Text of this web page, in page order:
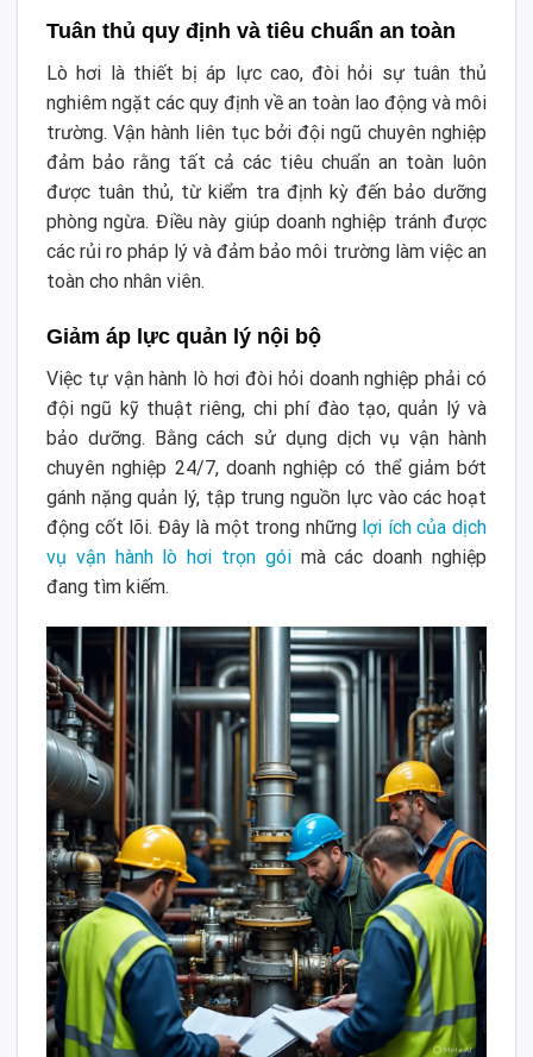
Tuân thủ quy định và tiêu chuẩn an toàn
Lò hơi là thiết bị áp lực cao, đòi hỏi sự tuân thủ
nghiêm ngặt các quy định về an toàn lao động và môi
trường. Vận hành liên tục bởi đội ngũ chuyên nghiệp
đảm bảo rằng tất cả các tiêu chuẩn an toàn luôn
được tuân thủ, từ kiểm tra định kỳ đến bảo dưỡng
phòng ngừa. Điều này giúp doanh nghiệp tránh được
các rủi ro pháp lý và đảm bảo môi trường làm việc an
toàn cho nhân viên.
Giảm áp lực quản lý nội bộ
Việc tự vận hành lò hơi đòi hỏi doanh nghiệp phải có
đội ngũ kỹ thuật riêng, chi phí đào tạo, quản lý và
bảo dưỡng. Bằng cách sử dụng dịch vụ vận hành
chuyên nghiệp 24/7, doanh nghiệp có thể giảm bớt
gánh nặng quản lý, tập trung nguồn lực vào các hoạt
động cốt lõi. Đây là một trong những lợi ích của dịch
vụ vận hành lò hơi trọn góimà các doanh nghiệp
đang tìm kiếm.